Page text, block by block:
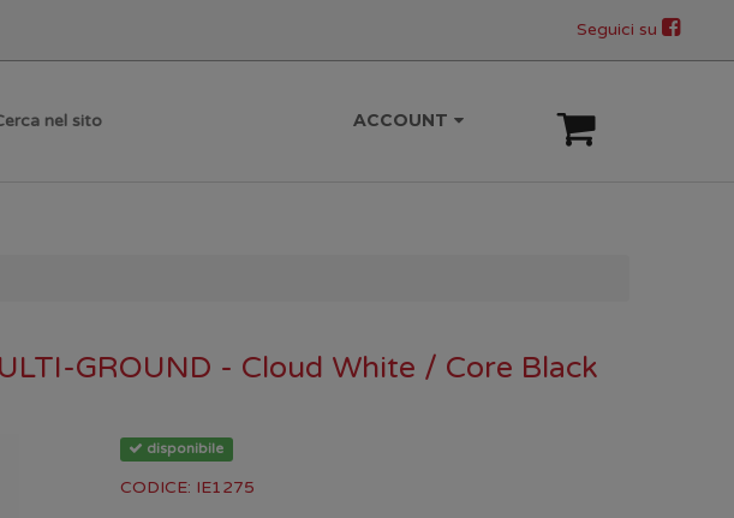
Seguici su
nel sito ACCOUNT
GROUND - Cloud White / Core Black
disponibile
CODICE: IE1275